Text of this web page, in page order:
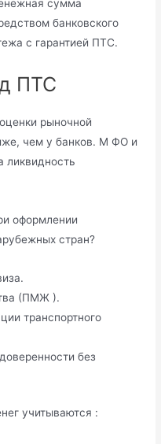
сумма
банковского
с гарантией ПТС.
ПТС
рыночной
чем у банков. М ФО и
ликвидность
оформлении
стран?
(ПМЖ ).
транспортного
без
учитываются :